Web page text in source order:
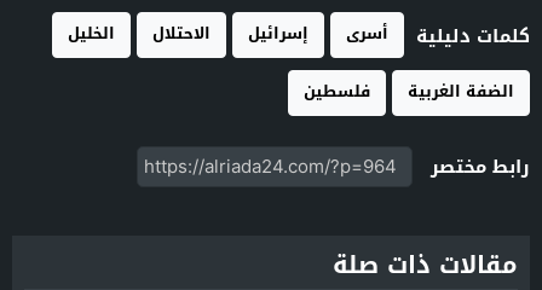
كلمات دليلية أسرى إسرائيل الاحتلال
الخليل
الضفة الغربية
فلسطين
رابط مختصر
مقالات ذات صلة